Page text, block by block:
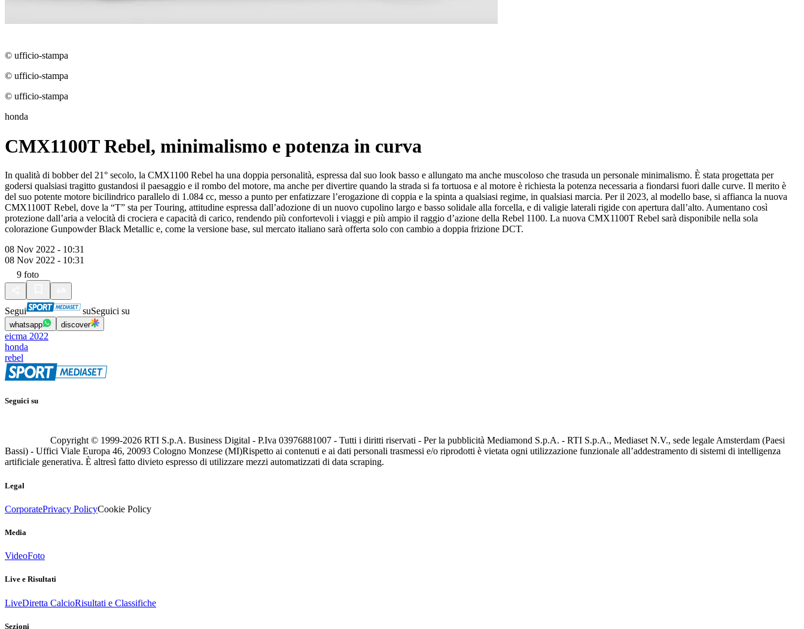
© ufficio-stampa
© ufficio-stampa
© ufficio-stampa
honda
CMX1100T Rebel, minimalismo e potenza in curva
In qualità di bobber del 21° secolo, la CMX1100 Rebel ha una doppia personalità, espressa dal suo look basso e allungato ma anche muscoloso che trasuda un personale minimalismo. È stata progettata per
godersi qualsiasi tragitto gustandosi il paesaggio e il rombo del motore, ma anche per divertire quando la strada si fa tortuosa e al motore è richiesta la potenza necessaria a fiondarsi fuori dalle curve. Il merito è
del suo potente motore bicilindrico parallelo di 1.084 cc, messo a punto per enfatizzare l’erogazione di coppia e la spinta a qualsiasi regime, in qualsiasi marcia. Per il 2023, al modello base, si affianca la nuova
CMX1100T Rebel, dove la “T” sta per Touring, attitudine espressa dall’adozione di un nuovo cupolino largo e basso solidale alla forcella, e di valigie laterali rigide con apertura dall’alto. Aumentano così
protezione dall’aria a velocità di crociera e capacità di carico, rendendo più confortevoli i viaggi e più ampio il raggio d’azione della Rebel 1100. La nuova CMX1100T Rebel sarà disponibile nella sola
colorazione Gunpowder Black Metallic e, come la versione base, sul mercato italiano sarà offerta solo con cambio a doppia frizione DCT.
08 Nov 2022 - 10:31
08 Nov 2022 - 10:31
9 foto
Segui suSeguici su
whatsapp discover
eicma 2022
honda
rebel
Seguici su
Copyright © 1999-2026 RTI S.p.A. Business Digital - P.Iva 03976881007 - Tutti i diritti riservati - Per la pubblicità Mediamond S.p.A. - RTI S.p.A., Mediaset N.V., sede legale Amsterdam (Paesi
Bassi) - Uffici Viale Europa 46, 20093 Cologno Monzese (MI)Rispetto ai contenuti e ai dati personali trasmessi e/o riprodotti è vietata ogni utilizzazione funzionale all’addestramento di sistemi di intelligenza
artificiale generativa. È altresì fatto divieto espresso di utilizzare mezzi automatizzati di data scraping.
Legal
CorporatePrivacy PolicyCookie Policy
Media
VideoFoto
Live e Risultati
LiveDiretta CalcioRisultati e Classifiche
Sezioni